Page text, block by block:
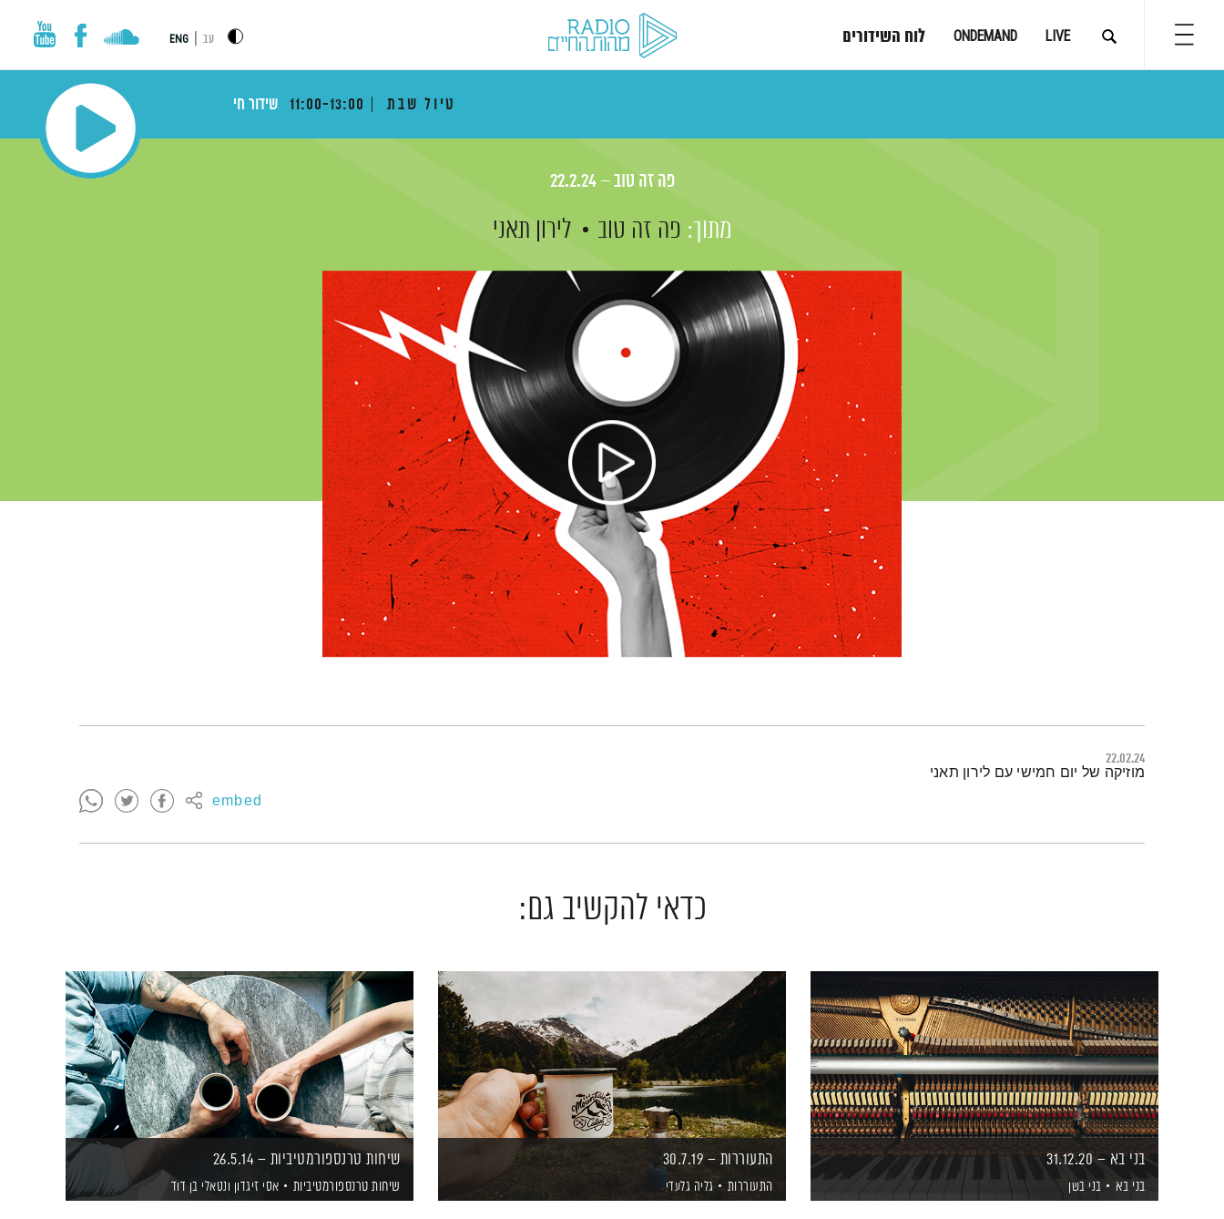
LIVE
ONDEMAND לוח השידורים עב ENG
טיול שבת 11:00-13:00 שידור חי
פה זה טוב – 22.2.24
מתוך: פה זה טוב לירון תאני
22.02.24
embed
תמצית הפודקאסט
מוזיקה של יום חמישי עם לירון תאני
כדאי להקשיב גם:
בני בא – 31.12.20
בני בא בני בשן
התעוררות – 30.7.19
התעוררות גליה גלעדי
שיחות טרנספורמטיביות – 26.5.14
שיחות טרנספורמטיביות אסי זיגדון ונטאלי בן דוד